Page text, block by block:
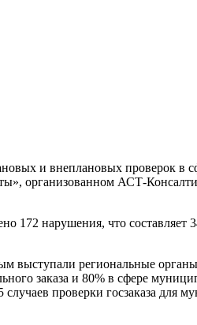
и внеплановых проверок в
организованном АСТ-
172 нарушения, что составляет
выступали региональные
заказа и 80% в сфере
проверки госзаказа для